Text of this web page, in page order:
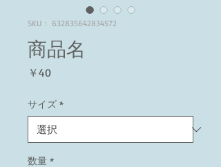
SKU： 632835642834572
商品名
￥40価
サイズ *
数量 *